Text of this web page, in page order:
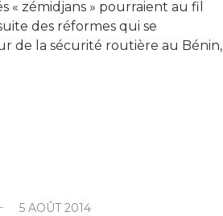
zémidjans » pourraient au fil
des réformes qui se
de la sécurité routière au Bénin,
5 AOÛT 2014